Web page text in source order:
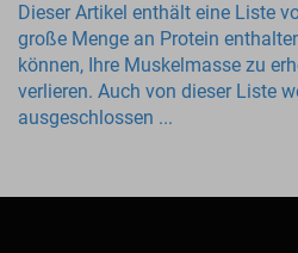
Dieser Artikel enthält eine Liste
große Menge an Protein
können, Ihre Muskelmasse zu
verlieren. Auch von dieser Liste
ausgeschlossen ...